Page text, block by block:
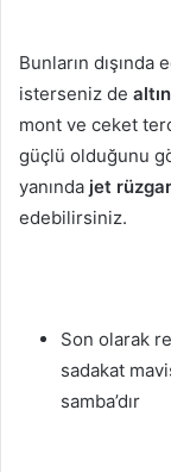
Bunların
isterseniz de
mont ve ceket
güçlü olduğunu
yanında jet
edebilirsiniz.
Son olarak
sadakat
samba’dır